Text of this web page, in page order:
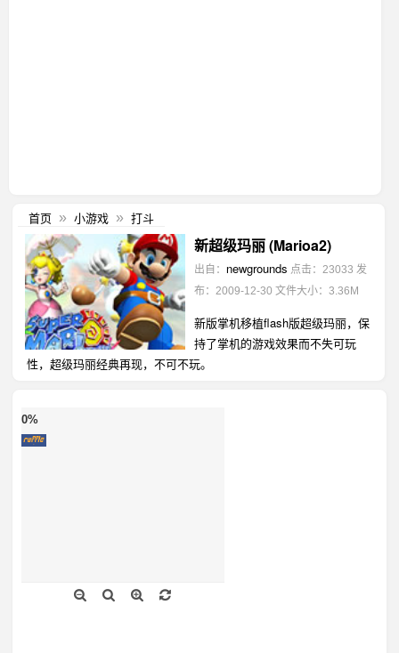
首页 » 小游戏 » 打斗
新超级玛丽 (Marioa2)
出自： newgrounds 点击：23033 发
布：2009-12-30 文件大小：3.36M
新版掌机移植flash版超级玛丽，保
持了掌机的游戏效果而不失可玩
性，超级玛丽经典再现，不可不玩。
0%